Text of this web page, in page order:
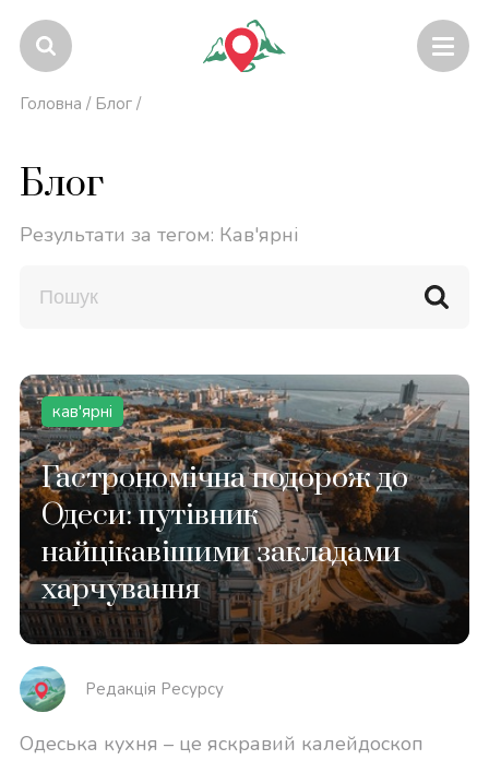
Головна / Блог /
Блог
Результати за тегом: Кав'ярні
кав'ярні
Гастрономічна подорож до
Одеси: путівник
найцікавішими закладами
харчування
Редакція Реcурсу
Одеська кухня – це яскравий калейдоскоп